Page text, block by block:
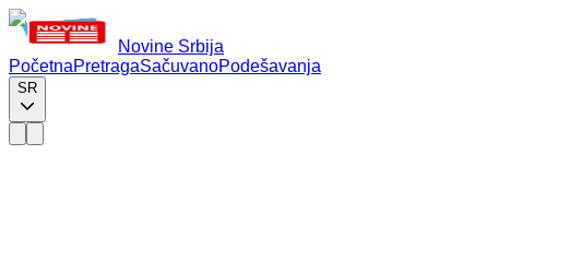
Novine Srbija
PočetnaPretragaSačuvanoPodešavanja
SR